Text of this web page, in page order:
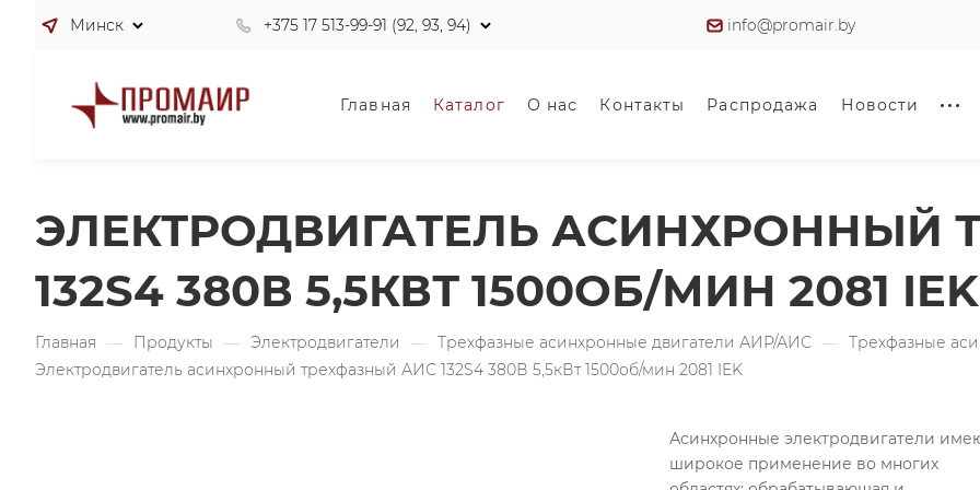
Минск +375 17 513-99-91 (92, 93, 94) info@promair.by
Главная Каталог О нас Контакты Распродажа Новости
ЭЛЕКТРОДВИГАТЕЛЬ АСИНХРОННЫЙ
132S4 380В 5,5КВТ 1500ОБ/МИН 2081 IEK
Главная — Продукты — Электродвигатели — Трехфазные асинхронные двигатели АИР/АИС — Трехфазные
Электродвигатель асинхронный трехфазный АИС 132S4 380В 5,5кВт 1500об/мин 2081 IEK
Асинхронные электродвигатели
широкое применение во многих